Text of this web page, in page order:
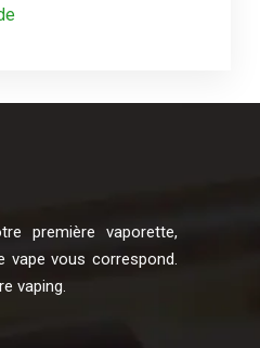
première vaporette,
vape vous correspond.
vaping.